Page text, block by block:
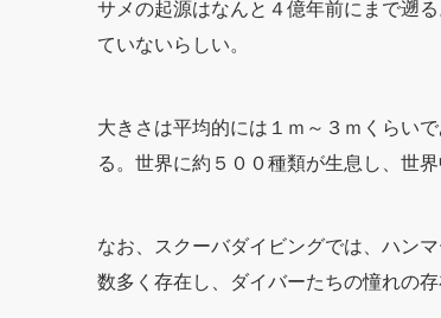
サメの起源はなんと４億年前にまで遡
ていないらしい。
大きさは平均的には１ｍ～３ｍくらい
る。世界に約５００種類が生息し、世
なお、スクーバダイビングでは、ハン
数多く存在し、ダイバーたちの憧れの存